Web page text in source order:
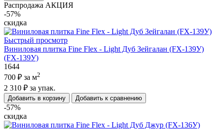
Распродажа АКЦИЯ
-57%
скидка
Быстрый просмотр
Виниловая плитка Fine Flex - Light Дуб Зейгалан (FX-139У)
(FX-139У)
1644
700 ₽ за м2
2 310 ₽ за упак.
Добавить в корзину Добавить к сравнению
-57%
скидка